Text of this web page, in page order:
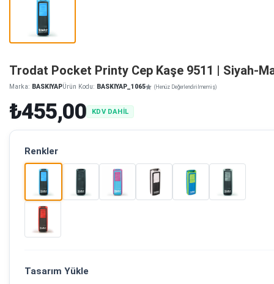
Trodat Pocket Printy Cep Kaşe 9511 | Siyah-
Marka: BASKIYAPÜrün Kodu: BASKIYAP_1065 (Henüz Değerlendirilmemiş)
₺455,00 KDV DAHİL
Renkler
Tasarım Yükle